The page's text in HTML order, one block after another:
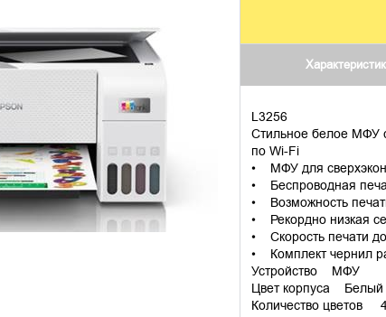
L3256
Стильное белое МФУ
по Wi-Fi
• МФУ для
• Беспроводная
• Возможность
• Рекордно низкая
• Скорость печати
• Комплект чернил
Устройство МФУ
Цвет корпуса Белый
Количество цветов